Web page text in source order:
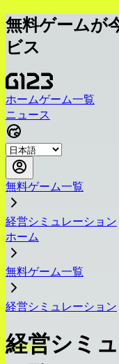
無料ゲームが
ビス
ホームゲーム一覧
ニュース
無料ゲーム一覧
経営シミュレーション
ホーム
無料ゲーム一覧
経営シミュレーション
経営シミ